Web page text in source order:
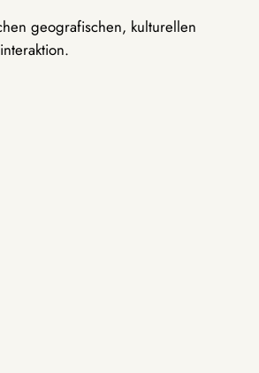
geografischen, kulturellen